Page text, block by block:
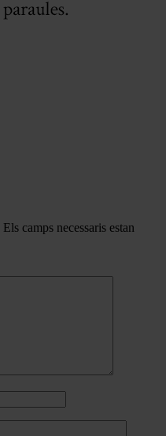
Els camps necessaris estan